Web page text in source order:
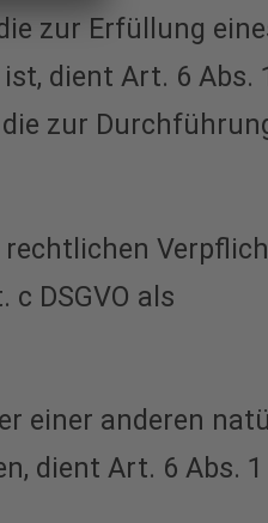
zur Erfüllung
dient Art. 6 Abs.
zur
DSGVO als
einer anderen
dient Art. 6 Abs. 1